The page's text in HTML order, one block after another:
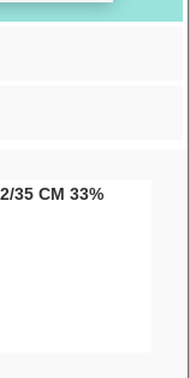
35 CM 33%